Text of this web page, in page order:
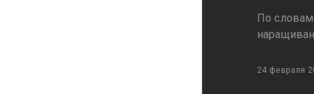
По
24 февраля